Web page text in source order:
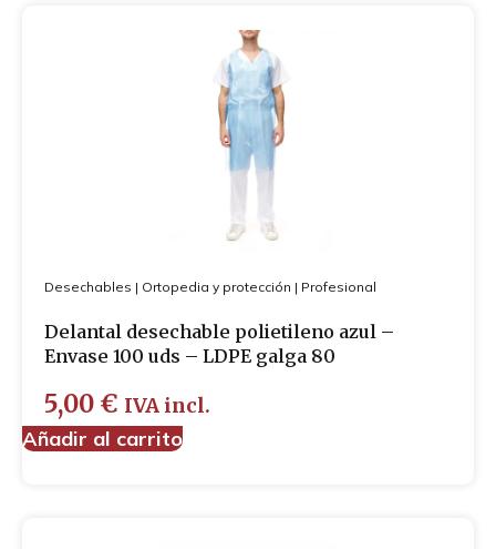
Desechables | Ortopedia y protección | Profesional
Delantal desechable polietileno azul –
Envase 100 uds – LDPE galga 80
5,00 € IVA incl.
Añadir al carrito